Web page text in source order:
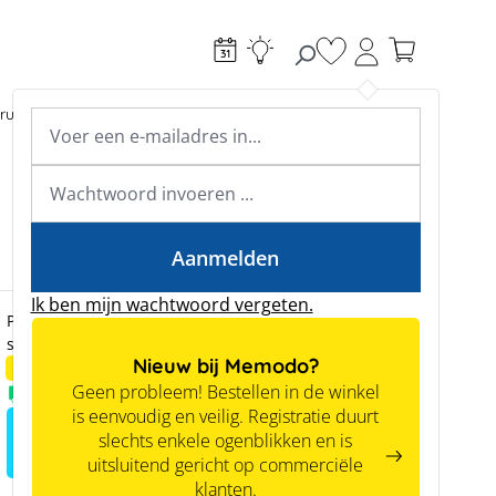
Academy & webinars
Expertkennis
Tools
Je hebt 0 items op
Ik ben mijn wachtwoord vergeten.
Aanmelden
Nieuw bij Memodo?
Geen probleem! Bestellen in de winkel
is eenvoudig en veilig. Registratie duurt
slechts enkele ogenblikken en is
uitsluitend gericht op commerciële
klanten.
Toebehoren
Prijzen zijn alleen zichtbaar voor zakelijke klanten na
succesvolle registratie.
Resterende hoeveelheid
Voorradig
Meld je aan voor het zien van
prijzen